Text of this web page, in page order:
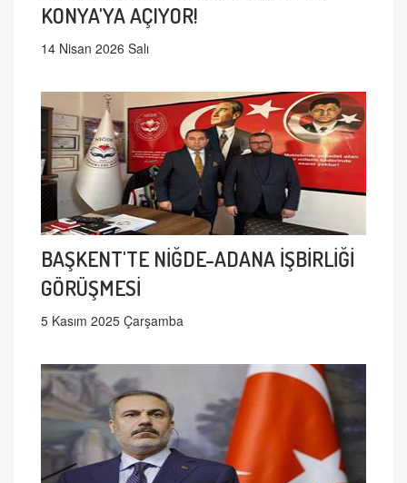
KONYA'YA AÇIYOR!
14 Nisan 2026 Salı
BAŞKENT'TE NİĞDE-ADANA İŞBİRLİĞİ
GÖRÜŞMESİ
5 Kasım 2025 Çarşamba